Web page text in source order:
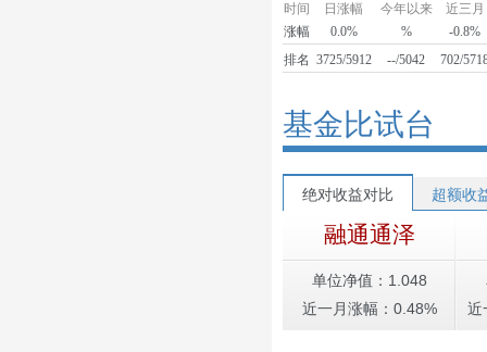
时间
日涨幅 今年以来
近三月
涨幅
0.0% %
-0.8%
排名 3725/5912 --/5042 702/
基金比试台
绝对收益对比 超额收
融通通泽
单位净值：1.048
近一月涨幅：0.48%
近